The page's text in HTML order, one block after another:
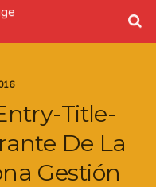
Title-
De La
Gestión